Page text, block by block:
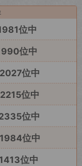
位中
位中
位中
位中
位中
位中
位中